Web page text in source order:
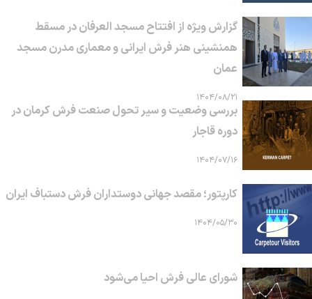
گزارش ویژه از افتتاح مسجد العرفان در مسقط
همنشینی هنر فرش ایرانی و معماری مدرن مسجد
عمان
۱۴۰۴/۰۸/۲۱
بررسی وضعیت و سیر تحول صنعت فرش کرمان در
دوره قاجار
۱۴۰۴/۰۷/۱۶
کارپتور؛ مقصد جهانی دوستداران فرش دستباف ایران
۱۴۰۴/۰۵/۳۰
شورای عالی فرش احیا می‌شود